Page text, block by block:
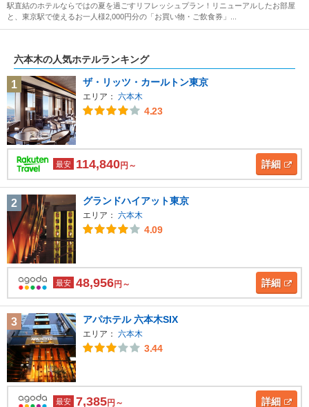
駅直結のホテルならではの夏を過ごすリフレッシュプラン！リニューアルしたお部屋
と、東京駅で使えるお一人様2,000円分の「お買い物・ご飲食券」...
六本木の人気ホテルランキング
1 ザ・リッツ・カールトン東京
エリア： 六本木
4.23
最安 114,840円～ 詳細
2 グランドハイアット東京
エリア： 六本木
4.09
最安 48,956円～ 詳細
3 アパホテル 六本木SIX
エリア： 六本木
3.44
最安 7,385円～ 詳細